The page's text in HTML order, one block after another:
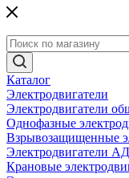
Каталог
Электродвигатели
Электродвигатели
Однофазные
Взрывозащищенные
Электродвигатели
Крановые